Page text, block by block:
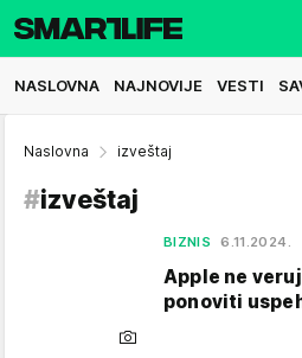
NASLOVNA NAJNOVIJE VESTI
Naslovna izveštaj
#izveštaj
BIZNIS 6.11.2024.
Apple ne
ponoviti